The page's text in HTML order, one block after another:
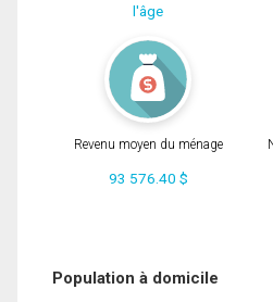
l'âge
Revenu moyen du ménage
93 576.40 $
Population à domicile